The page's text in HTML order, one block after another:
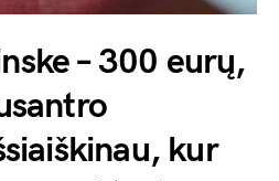
– 300 eurų,
kur